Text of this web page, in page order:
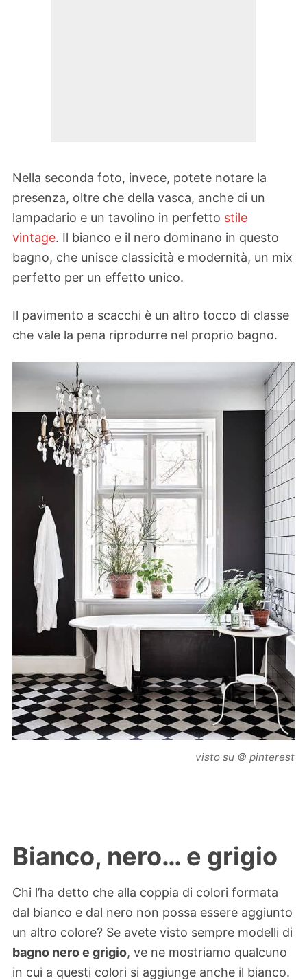
Nella seconda foto, invece, potete notare la
presenza, oltre che della vasca, anche di un
lampadario e un tavolino in perfetto stile
vintage. Il bianco e il nero dominano in questo
bagno, che unisce classicità e modernità, un mix
perfetto per un effetto unico.
Il pavimento a scacchi è un altro tocco di classe
che vale la pena riprodurre nel proprio bagno.
visto su © pinterest
Bianco, nero… e grigio
Chi l’ha detto che alla coppia di colori formata
dal bianco e dal nero non possa essere aggiunto
un altro colore? Se avete visto sempre modelli di
bagno nero e grigio, ve ne mostriamo qualcuno
in cui a questi colori si aggiunge anche il bianco.